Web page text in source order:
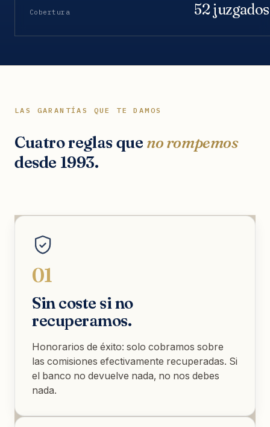
Cobertura 52 juzgados
LAS GARANTÍAS QUE TE DAMOS
Cuatro reglas que no rompemos
desde 1993.
01
Sin coste si no
recuperamos.
Honorarios de éxito: solo cobramos sobre
las comisiones efectivamente recuperadas. Si
el banco no devuelve nada, no nos debes
nada.